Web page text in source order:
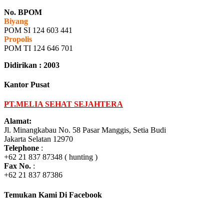
No. BPOM
Biyang
POM SI 124 603 441
Propolis
POM TI 124 646 701
Didirikan : 2003
Kantor Pusat
PT.MELIA SEHAT SEJAHTERA
Alamat:
Jl. Minangkabau No. 58 Pasar Manggis, Setia Budi
Jakarta Selatan 12970
Telephone :
+62 21 837 87348 ( hunting )
Fax No. :
+62 21 837 87386
Temukan Kami Di Facebook